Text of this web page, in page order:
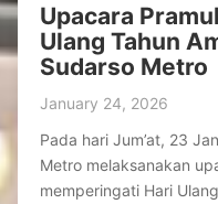
Upacara
Ulang Tahun
Sudarso Metro
January 24, 2026
Pada hari Jum’at, 23
Metro melaksanakan
memperingati Hari